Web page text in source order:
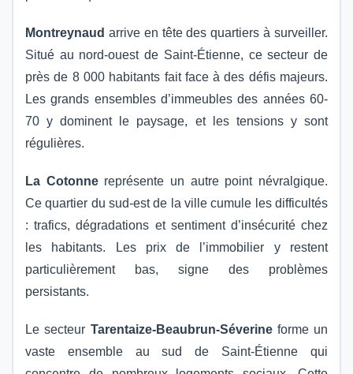
Montreynaud arrive en tête des quartiers à surveiller.
Situé au nord-ouest de Saint-Étienne, ce secteur de
près de 8 000 habitants fait face à des défis majeurs.
Les grands ensembles d’immeubles des années 60-
70 y dominent le paysage, et les tensions y sont
régulières.
La Cotonnereprésente un autre point névralgique.
Ce quartier du sud-est de la ville cumule les difficultés
: trafics, dégradations et sentiment d’insécurité chez
les habitants. Les prix de l’immobilier y restent
particulièrement bas, signe des problèmes
persistants.
Le secteur Tarentaize-Beaubrun-Séverineforme un
vaste ensemble au sud de Saint-Étienne qui